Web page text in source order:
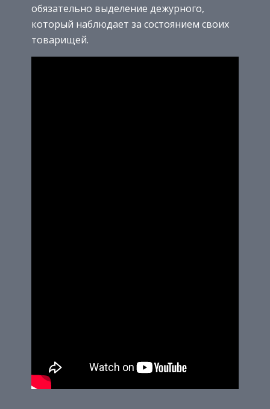
обязательно выделение дежурного,
который наблюдает за состоянием своих
товарищей.